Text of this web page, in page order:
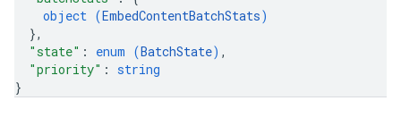
object (EmbedContentBatchStats)
},
"state" : enum (BatchState) ,
"priority" : string
}